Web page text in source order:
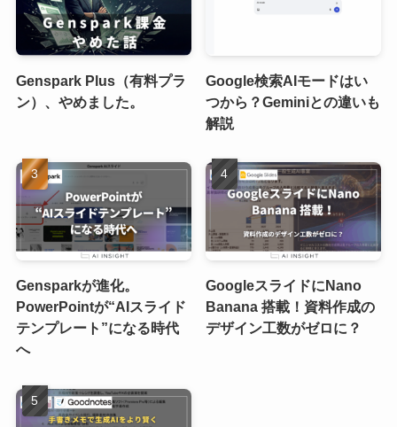
Genspark Plus（有料プラ
ン）、やめました。
Google検索AIモードはい
つから？Geminiとの違いも
解説
Gensparkが進化。
PowerPointが“AIスライド
テンプレート”になる時代
へ
GoogleスライドにNano
Banana 搭載！資料作成の
デザイン工数がゼロに？